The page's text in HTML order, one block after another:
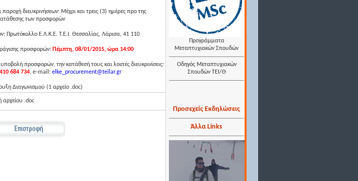
παροχή διευκρινήσεων: Μέχρι και τρεις (3) ημέρες προ της
των προσφορών
Πρωτόκολλο Ε.Λ.Κ.Ε. Τ.Ε.Ι. Θεσσαλίας, Λάρισα, 41 110
προσφορών: Πέμπτη, 08/01/2015, ώρα 14:00
προσφορών, την κατάθεσή τους και λοιπές διευκρινίσεις:
684 734, e-mail: elke_procurement@teilar.gr
Διαγωνισμού (1 αρχείο .doc)
αρχείου .doc
Προγράμματα
Μεταπτυχιακών Σπουδών
Οδηγός Μεταπτυχιακών
Σπουδών ΤΕΙ/Θ
Προσεχείς Εκδηλώσεις
Άλλα Links